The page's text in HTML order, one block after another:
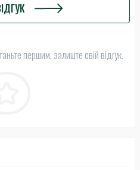
першим, залиште свій відгук.